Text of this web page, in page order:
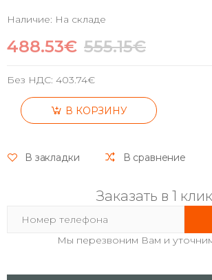
Наличие: На складе
488.53€ 555.15€
Без НДС: 403.74€
В КОРЗИНУ
В закладки В сравнение
Заказать в 1 клик
Мы перезвоним Вам и